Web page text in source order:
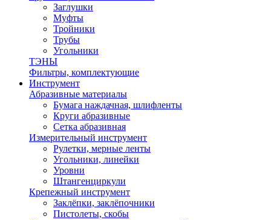
Заглушки
Муфты
Тройники
Трубы
Угольники
ТЭНЫ
Фильтры, комплектующие
Инструмент
Абразивные материалы
Бумага наждачная, шлифленты
Круги абразивные
Сетка абразивная
Измерительный инструмент
Рулетки, мерные ленты
Угольники, линейки
Уровни
Штангенциркули
Крепежный инструмент
Заклёпки, заклёпочники
Пистолеты, скобы